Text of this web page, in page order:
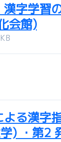
字学習
会館)
よる漢字
) ・第2